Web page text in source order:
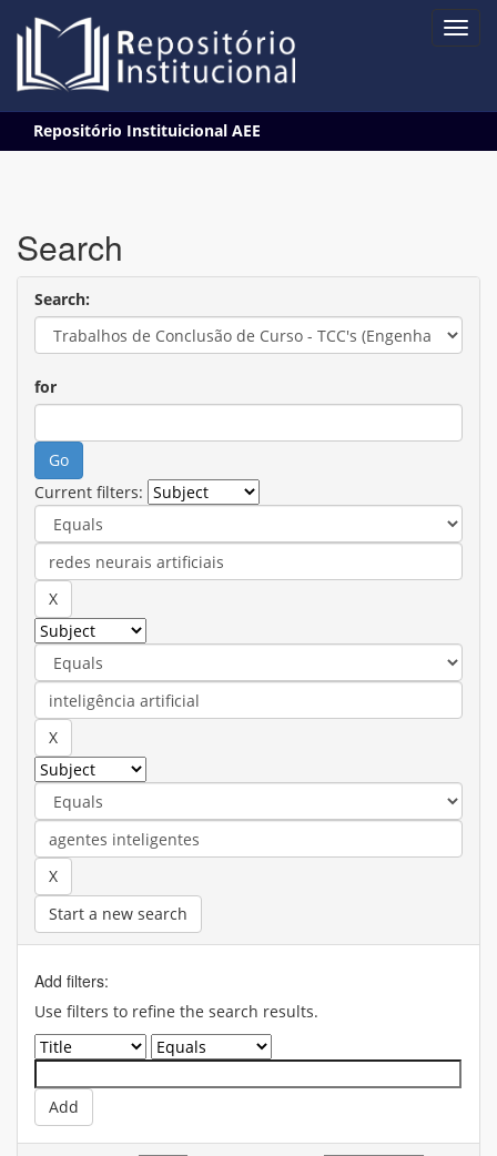
navigation
Repositório Instituicional AEE
Search
Search:
for
Current filters:
Start a new search
Add filters:
Use filters to refine the search results.